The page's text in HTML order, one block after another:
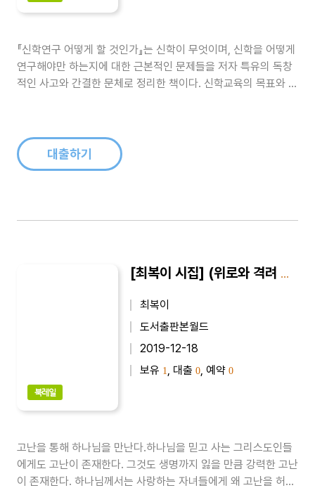
『신학연구 어떻게 할 것인가』는 신학이 무엇이며, 신학을 어떻게
연구해야만 하는지에 대한 근본적인 문제들을 저자 특유의 독창
적인 사고와 간결한 문체로 정리한 책이다. 신학교육의 목표와 동
대출하기
북레일
[최복이 시집] (위로와 격려 시) 꽃길이 아니어도 : 최복이 제6시집
최복이
도서출판본월드
2019-12-18
보유 1 , 대출 0 , 예약 0
고난을 통해 하나님을 만난다.하나님을 믿고 사는 그리스도인들
에게도 고난이 존재한다. 그것도 생명까지 잃을 만큼 강력한 고난
이 존재한다. 하나님께서는 사랑하는 자녀들에게 왜 고난을 허락